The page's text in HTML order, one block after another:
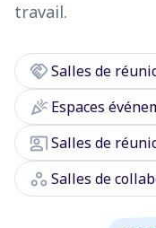
travail.
handshakeSalles de
celebrationEspaces
co_presentSalles de
workspaces Salles de